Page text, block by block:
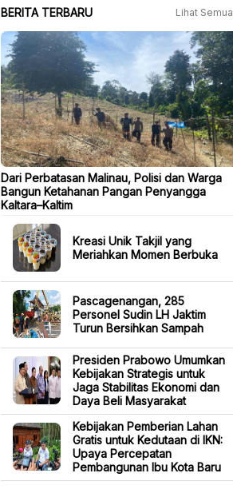
BERITA TERBARU Lihat Semua
Dari Perbatasan Malinau, Polisi dan Warga
Bangun Ketahanan Pangan Penyangga
Kaltara–Kaltim
Kreasi Unik Takjil yang
Meriahkan Momen Berbuka
Pascagenangan, 285
Personel Sudin LH Jaktim
Turun Bersihkan Sampah
Presiden Prabowo Umumkan
Kebijakan Strategis untuk
Jaga Stabilitas Ekonomi dan
Daya Beli Masyarakat
Kebijakan Pemberian Lahan
Gratis untuk Kedutaan di IKN:
Upaya Percepatan
Pembangunan Ibu Kota Baru